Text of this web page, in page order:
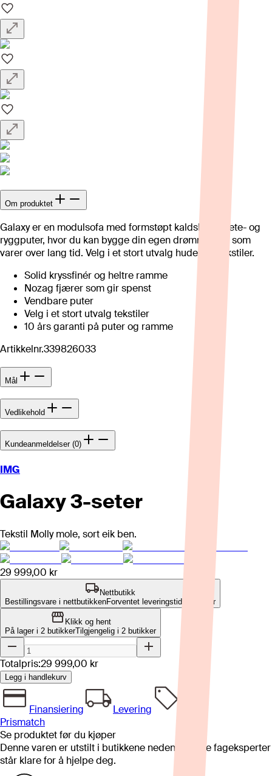
Om produktet
Galaxy er en modulsofa med formstøpt kaldskum i sete- og
ryggputer, hvor du kan bygge din egen drømmesofa som
varer over lang tid. Velg i et stort utvalg huder og tekstiler.
Solid kryssfinér og heltre ramme
Nozag fjærer som gir spenst
Vendbare puter
Velg i et stort utvalg tekstiler
10 års garanti på puter og ramme
Artikkelnr.339826033
Mål
Vedlikehold
Kundeanmeldelser (0)
IMG
Galaxy 3-seter
Tekstil Molly mole, sort eik ben.
29 999,00 kr
Nettbutikk
Bestillingsvare i nettbutikkenForventet leveringstid: 4-8 uker
Klikk og hent
På lager i 2 butikkerTilgjengelig i 2 butikker
Totalpris:29 999,00 kr
Legg i handlekurv
Finansiering
Levering
Prismatch
Se produktet før du kjøper
Denne varen er utstilt i butikkene nedenfor. Våre fageksperter
står klare for å hjelpe deg.